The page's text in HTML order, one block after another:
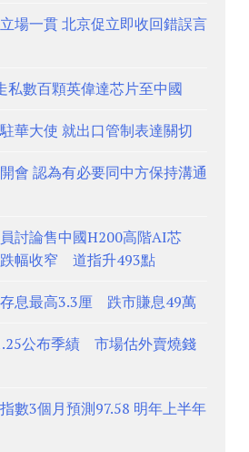
場一貫 北京促立即收回錯誤言
私數百顆英偉達芯片至中國
華大使 就出口管制表達關切
會 認為有必要同中方保持溝通
討論售中國H200高階AI芯
幅收窄 道指升493點
息最高3.3厘 跌市賺息49萬
公布季績 市場估外賣燒錢
數3個月預測97.58 明年上半年